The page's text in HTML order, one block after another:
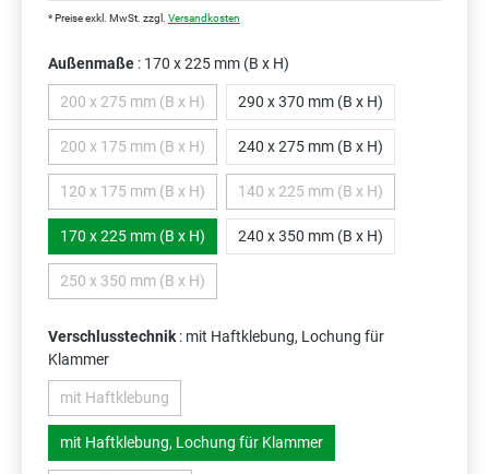
* Preise exkl. MwSt. zzgl. Versandkosten
Außenmaße : 170 x 225 mm (B x H)
200 x 275 mm (B x H)(Diese Option ist zurzeit nicht verfügbar.)
290 x 370 mm (B x H)
200 x 175 mm (B x H)(Diese Option ist zurzeit nicht verfügbar.)
240 x 275 mm (B x H)
120 x 175 mm (B x H)(Diese Option ist zurzeit nicht verfügbar.)
140 x 225 mm (B x H)(Diese Option ist zurzeit nicht
170 x 225 mm (B x H) 240 x 350 mm (B x H)
250 x 350 mm (B x H)(Diese Option ist zurzeit nicht verfügbar.)
Verschlusstechnik : mit Haftklebung, Lochung für
Klammer
mit Haftklebung(Diese Option ist zurzeit nicht verfügbar.)
mit Haftklebung, Lochung für Klammer